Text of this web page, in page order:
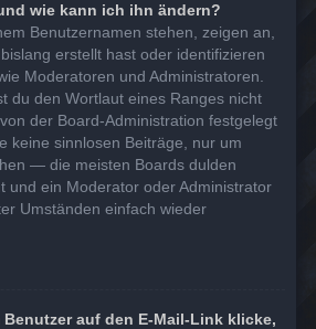
wie kann ich ihn ändern?
Benutzernamen stehen, zeigen an,
erstellt hast oder identifizieren
Moderatoren und Administratoren.
du den Wortlaut eines Ranges nicht
der Board-Administration festgelegt
keine sinnlosen Beiträge, nur um
— die meisten Boards dulden
und ein Moderator oder Administrator
Umständen einfach wieder
auf den E-Mail-Link klicke,